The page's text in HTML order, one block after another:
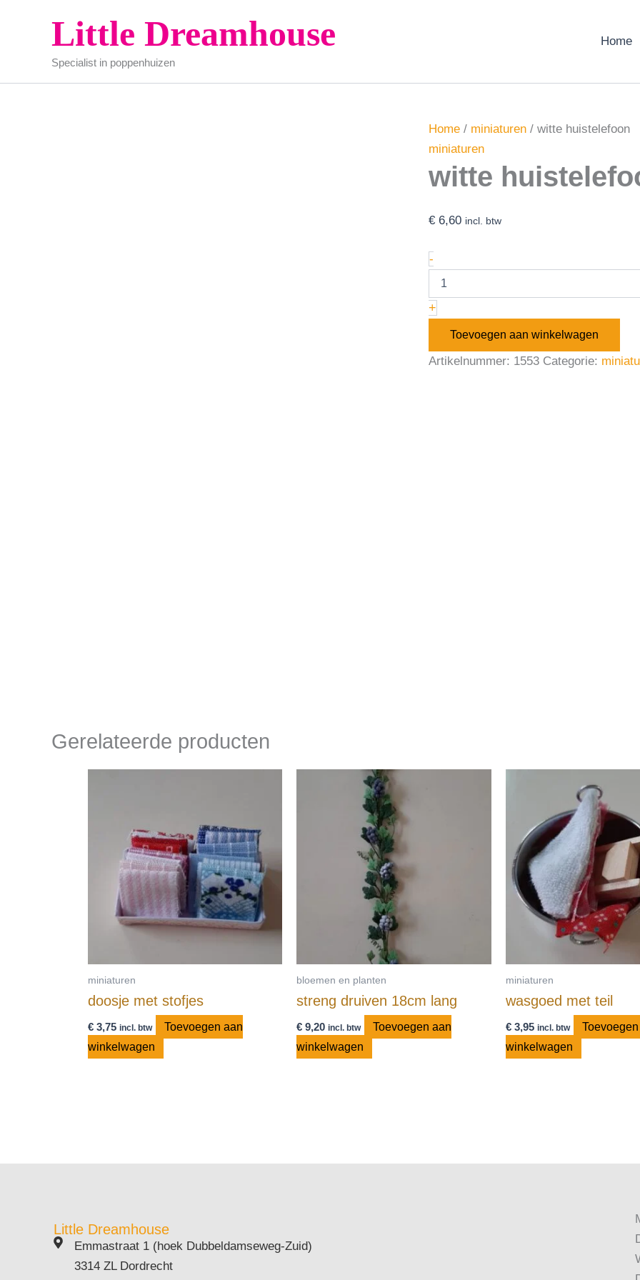
Little Dreamhouse
Specialist in poppenhuizen
Home
Home / miniaturen / witte huistelefoon
miniaturen
witte
€ 6,60 incl. btw
-
+
Toevoegen aan winkelwagen
Artikelnummer: 1553 Categorie:
Gerelateerde producten
miniaturen
doosje met stofjes
€ 3,75 incl. btw
Toevoegen aan
winkelwagen
bloemen en planten
streng druiven 18cm lang
€ 9,20 incl. btw
Toevoegen aan
winkelwagen
miniaturen
wasgoed met teil
€3,95 incl. btw
winkelwagen
Little Dreamhouse
Emmastraat 1 (hoek Dubbeldamseweg-Zuid)
3314 ZL Dordrecht